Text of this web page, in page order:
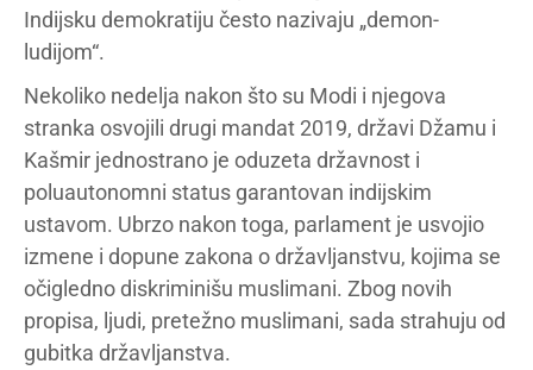
Indijsku demokratiju često nazivaju „demon-
ludijom“.
Nekoliko nedelja nakon što su Modi i njegova
stranka osvojili drugi mandat 2019, državi Džamu i
Kašmir jednostrano je oduzeta državnost i
poluautonomni status garantovan indijskim
ustavom. Ubrzo nakon toga, parlament je usvojio
izmene i dopune zakona o državljanstvu, kojima se
očigledno diskriminišu muslimani. Zbog novih
propisa, ljudi, pretežno muslimani, sada strahuju od
gubitka državljanstva.